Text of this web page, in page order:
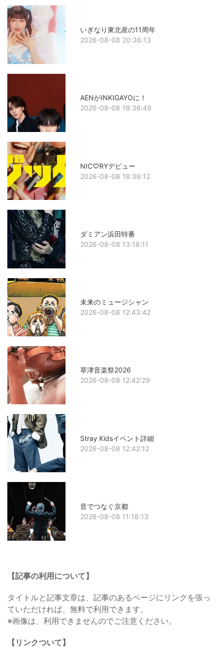
いぎなり東北産の11周年
2026-08-08 20:36:13
AENがINKIGAYOに！
2026-08-08 18:36:49
NIC♡RYデビュー
2026-08-08 18:36:12
ダミアン浜田特番
2026-08-08 13:18:11
未来のミュージシャン
2026-08-08 12:43:42
草津音楽祭2026
2026-08-08 12:42:29
Stray Kidsイベント詳細
2026-08-08 12:42:12
音でつなぐ京都
2026-08-08 11:18:13
【記事の利用について】
タイトルと記事文章は、記事のあるページにリンクを張っ
ていただければ、無料で利用できます。
※画像は、利用できませんのでご注意ください。
【リンクついて】